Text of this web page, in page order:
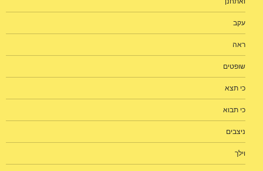
עקב
ראה
שופטים
כי תצא
כי תבוא
ניצבים
וילך